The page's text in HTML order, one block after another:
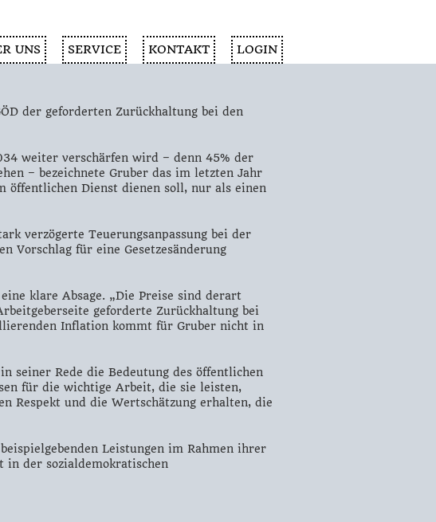
UNS SERVICE KONTAKT LOGIN
der geforderten Zurückhaltung bei den
weiter verschärfen wird – denn 45% der
– bezeichnete Gruber das im letzten Jahr
öffentlichen Dienst dienen soll, nur als einen
verzögerte Teuerungsanpassung bei der
Vorschlag für eine Gesetzesänderung
klare Absage. „Die Preise sind derart
geforderte Zurückhaltung bei
Inflation kommt für Gruber nicht in
seiner Rede die Bedeutung des öffentlichen
für die wichtige Arbeit, die sie leisten,
Respekt und die Wertschätzung erhalten, die
Leistungen im Rahmen ihrer
in der sozialdemokratischen